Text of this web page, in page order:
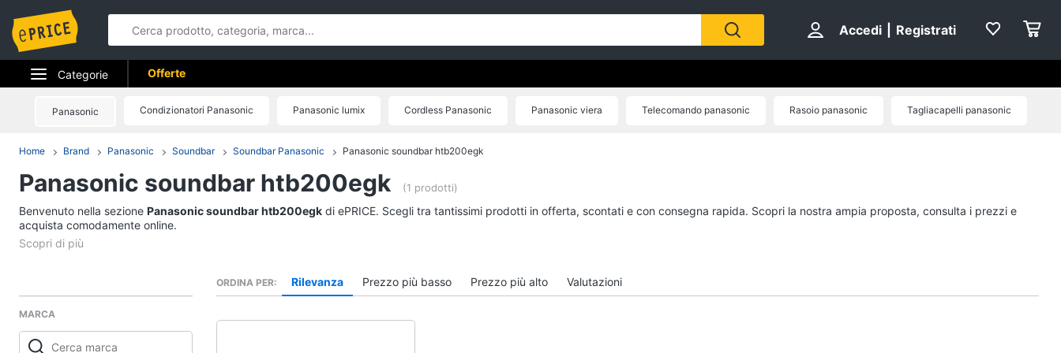
Accedi Registrati
Categorie
Elettrodomestici
Telefonia
Tv e Home Cinema
Smart home
Offerte
Panasonic Condizionatori Panasonic Panasonic lumix Cordless Panasonic Panasonic viera Telecomando panasonic Rasoio panasonic Tagliacapelli panasonic
Soundbar Panasonic Microonde Panasonic
Home Brand Panasonic Soundbar Soundbar Panasonic Panasonic soundbar htb200egk
Panasonic soundbar htb200egk (1 prodotti)
Benvenuto nella sezione Panasonic soundbar htb200egk di ePRICE. Scegli tra tantissimi prodotti in offerta, scontati e con consegna rapida. Scopri la nostra ampia proposta, consulta i prezzi e
acquista comodamente online.
MARCA
ORDINA PER Rilevanza Prezzo più basso Prezzo più alto Valutazioni